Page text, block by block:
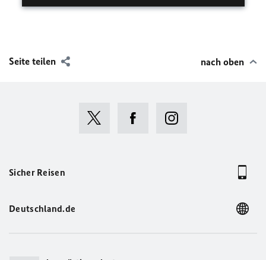
Seite teilen nach oben
Sicher Reisen
Deutschland.de